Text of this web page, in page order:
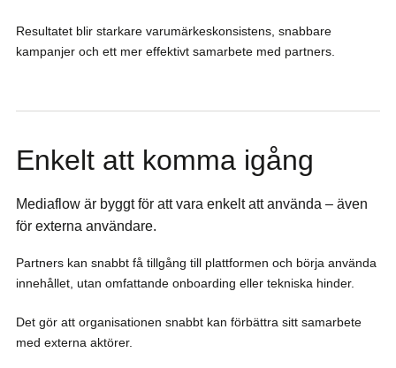
Resultatet blir starkare varumärkeskonsistens, snabbare
kampanjer och ett mer effektivt samarbete med partners.
Enkelt att komma igång
Mediaflow är byggt för att vara enkelt att använda – även
för externa användare.
Partners kan snabbt få tillgång till plattformen och börja använda
innehållet, utan omfattande onboarding eller tekniska hinder.
Det gör att organisationen snabbt kan förbättra sitt samarbete
med externa aktörer.